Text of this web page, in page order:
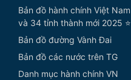
Bản đồ hành chính Việt Nam
và 34 tỉnh thành mới 2025 ⭐
Bản đồ đường Vành Đai
Bản đồ các nước trên TG
Danh mục hành chính VN